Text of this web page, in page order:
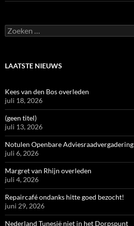
Zoeken
naar:
LAATSTE NIEUWS
Kees van den Bos overleden
juli 18, 2026
(geen titel)
juli 13, 2026
Notulen Openbare Adviesraadvergadering
juli 6, 2026
Margret van Rhijn overleden
juli 4, 2026
Repaircafé ondanks hitte goed bezocht!
juni 29, 2026
Nederland Tunesië niet in het Dorpspunt